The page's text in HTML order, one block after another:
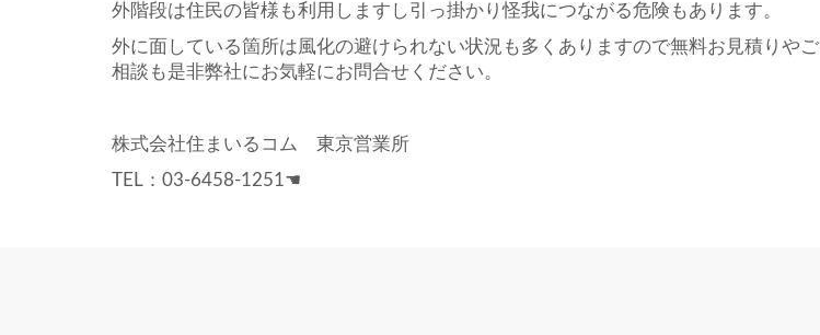
外階段は住民の皆様も利用しますし引っ掛かり怪我につながる危険もあります。
外に面している箇所は風化の避けられない状況も多くありますので無料お見積りやご
相談も是非弊社にお気軽にお問合せください。
株式会社住まいるコム 東京営業所
TEL：03-6458-1251☚